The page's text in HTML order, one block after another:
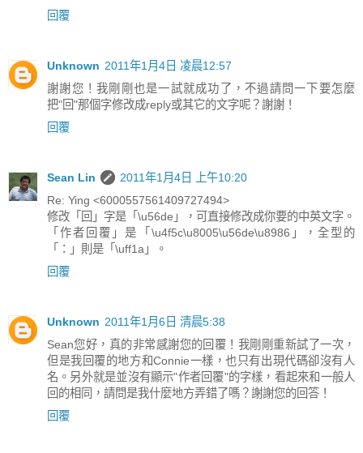
回覆
Unknown 2011年1月4日 凌晨12:57
謝謝您！我剛剛也是一試就成功了，不過請問一下要怎麼
把"回"那個字修改成reply或其它的文字呢？謝謝！
回覆
Sean Lin
2011年1月4日 上午10:20
Re: Ying <6000557561409727494>
修改「回」字是「\u56de」，可直接修改成你要的中英文字。
「作者回覆」是「\u4f5c\u8005\u56de\u8986」，全型的
「：」則是「\uff1a」。
回覆
Unknown 2011年1月6日 清晨5:38
Sean您好，真的非常感謝您的回覆！我剛剛重新試了一次，
但是我回覆的地方和Connie一樣，也只有出現代碼卻沒有人
名。另外就是並沒有顯示"作者回覆"的字樣，看起來和一般人
回的相同，請問是我什麼地方弄錯了嗎？謝謝您的回答！
回覆